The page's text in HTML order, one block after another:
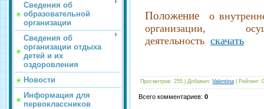
Сведения об
образовательной
организации
Сведения об
организации отдыха
детей и их
оздоровления
Новости
Информация для
первоклассников
Положение о
организации,
деятельность скачать
Просмотров: 255 Добавил: Valentina Рейтинг:
Всего комментариев: 0